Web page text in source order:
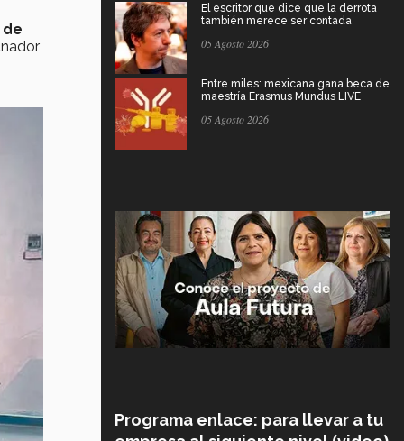
El escritor que dice que la derrota
también merece ser contada
05 Agosto 2026
Entre miles: mexicana gana beca de
maestría Erasmus Mundus LIVE
05 Agosto 2026
Programa enlace: para llevar a tu